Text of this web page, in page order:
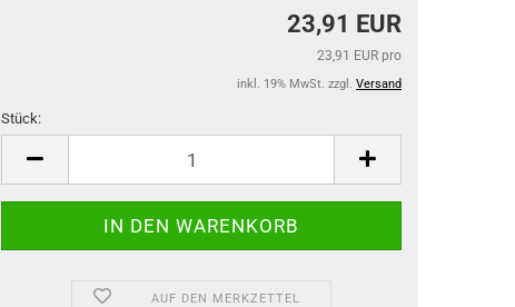
23,91 EUR
23,91 EUR pro
inkl. 19% MwSt. zzgl. Versand
Stück:
Stück
AUF DEN MERKZETTEL